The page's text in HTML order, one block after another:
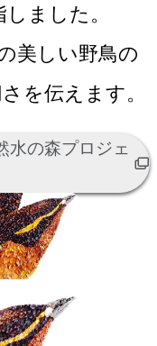
ました。
美しい野鳥の
を伝えます。
水の森プロジェ